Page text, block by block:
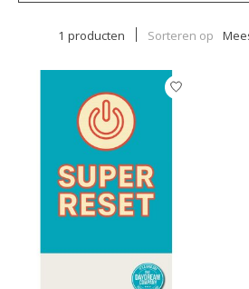
1 producten Sorteren op